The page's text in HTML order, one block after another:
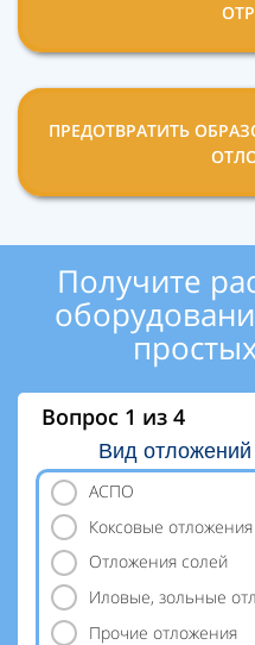
ПРЕДОТВРАТИТЬ
Получите
Вопрос 1 из 4
Вид
АСПО
Коксовые отложения
Отложения солей
Иловые, зольные
Прочие отложения